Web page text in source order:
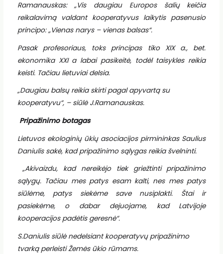
Ramanauskas: „Vis daugiau Europos šalių keičia
reikalavimą valdant kooperatyvus laikytis pasenusio
principo: „Vienas narys – vienas balsas“.
Pasak profesoriaus, toks principas tiko XIX a., bet.
ekonomika XXI a labai pasikeitė, todėl taisykles reikia
keisti. Tačiau lietuviai delsia.
„Daugiau balsų reikia skirti pagal apyvartą su
kooperatyvu“, – siūlė J.Ramanauskas.
Pripažinimo botagas
Lietuvos ekologinių ūkių asociacijos pirmininkas Saulius
Daniulis sakė, kad pripažinimo sąlygas reikia švelninti.
„Akivaizdu, kad nereikėjo tiek griežtinti pripažinimo
sąlygų. Tačiau mes patys esam kalti, nes mes patys
siūlėme, patys siekėme save nusiplakti. Štai ir
pasiekėme, o dabar dejuojame, kad Latvijoje
kooperacijos padėtis geresnė“.
S.Daniulis siūlė nedelsiant kooperatyvų pripažinimo
tvarką perleisti Žemės ūkio rūmams.